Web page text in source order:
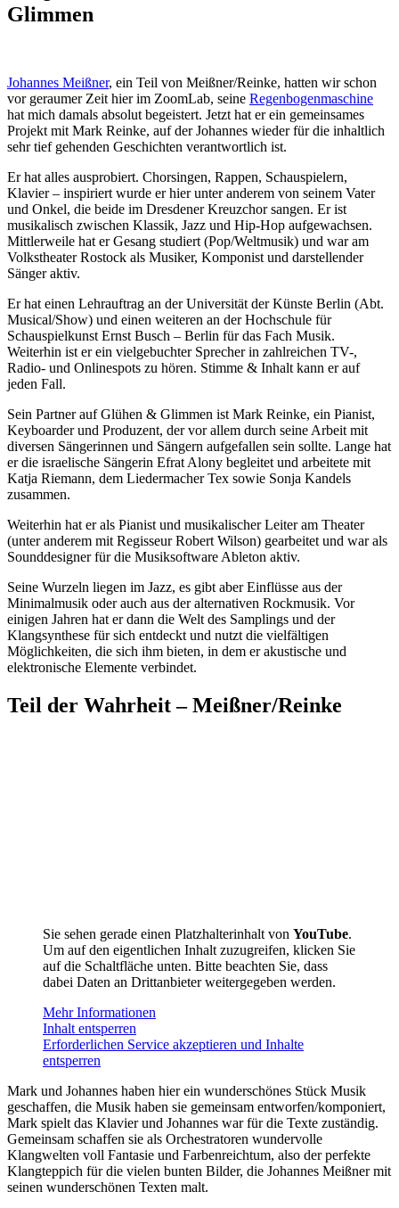
Glimmen
Johannes Meißner, ein Teil von Meißner/Reinke, hatten wir schon
vor geraumer Zeit hier im ZoomLab, seine Regenbogenmaschine
hat mich damals absolut begeistert. Jetzt hat er ein gemeinsames
Projekt mit Mark Reinke, auf der Johannes wieder für die inhaltlich
sehr tief gehenden Geschichten verantwortlich ist.
Er hat alles ausprobiert. Chorsingen, Rappen, Schauspielern,
Klavier – inspiriert wurde er hier unter anderem von seinem Vater
und Onkel, die beide im Dresdener Kreuzchor sangen. Er ist
musikalisch zwischen Klassik, Jazz und Hip-Hop aufgewachsen.
Mittlerweile hat er Gesang studiert (Pop/Weltmusik) und war am
Volkstheater Rostock als Musiker, Komponist und darstellender
Sänger aktiv.
Er hat einen Lehrauftrag an der Universität der Künste Berlin (Abt.
Musical/Show) und einen weiteren an der Hochschule für
Schauspielkunst Ernst Busch – Berlin für das Fach Musik.
Weiterhin ist er ein vielgebuchter Sprecher in zahlreichen TV-,
Radio- und Onlinespots zu hören. Stimme & Inhalt kann er auf
jeden Fall.
Sein Partner auf Glühen & Glimmen ist Mark Reinke, ein Pianist,
Keyboarder und Produzent, der vor allem durch seine Arbeit mit
diversen Sängerinnen und Sängern aufgefallen sein sollte. Lange hat
er die israelische Sängerin Efrat Alony begleitet und arbeitete mit
Katja Riemann, dem Liedermacher Tex sowie Sonja Kandels
zusammen.
Weiterhin hat er als Pianist und musikalischer Leiter am Theater
(unter anderem mit Regisseur Robert Wilson) gearbeitet und war als
Sounddesigner für die Musiksoftware Ableton aktiv.
Seine Wurzeln liegen im Jazz, es gibt aber Einflüsse aus der
Minimalmusik oder auch aus der alternativen Rockmusik. Vor
einigen Jahren hat er dann die Welt des Samplings und der
Klangsynthese für sich entdeckt und nutzt die vielfältigen
Möglichkeiten, die sich ihm bieten, in dem er akustische und
elektronische Elemente verbindet.
Teil der Wahrheit – Meißner/Reinke
Sie sehen gerade einen Platzhalterinhalt von YouTube.
Um auf den eigentlichen Inhalt zuzugreifen, klicken Sie
auf die Schaltfläche unten. Bitte beachten Sie, dass
dabei Daten an Drittanbieter weitergegeben werden.
Mehr Informationen
Inhalt entsperren
Erforderlichen Service akzeptieren und Inhalte
entsperren
Mark und Johannes haben hier ein wunderschönes Stück Musik
geschaffen, die Musik haben sie gemeinsam entworfen/komponiert,
Mark spielt das Klavier und Johannes war für die Texte zuständig.
Gemeinsam schaffen sie als Orchestratoren wundervolle
Klangwelten voll Fantasie und Farbenreichtum, also der perfekte
Klangteppich für die vielen bunten Bilder, die Johannes Meißner mit
seinen wunderschönen Texten malt.